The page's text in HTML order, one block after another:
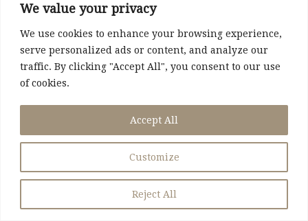
We value your privacy
We use cookies to enhance your browsing experience,
serve personalized ads or content, and analyze our
traffic. By clicking "Accept All", you consent to our use
of cookies.
Customize
Reject All
Accept All
POLÍTICA DE COOKIES
CONTACTO
POLÍTICA DE ENVÍO